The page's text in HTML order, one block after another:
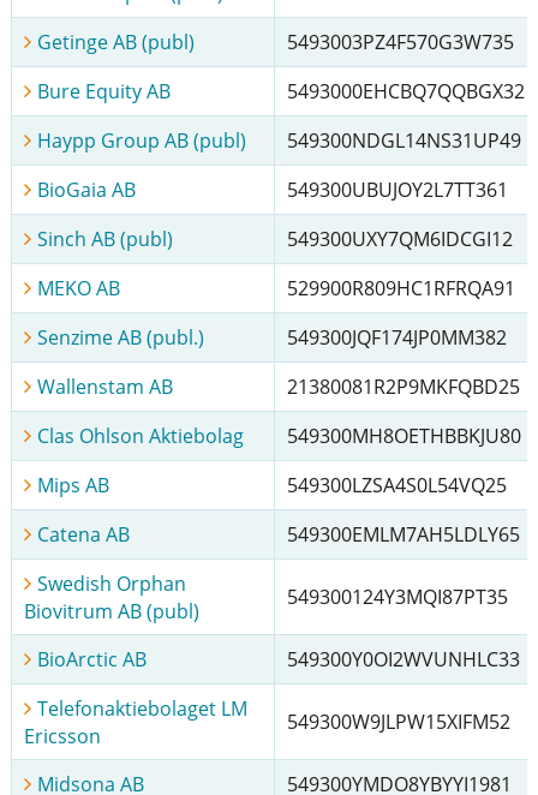
Getinge AB (publ)
5493003PZ4F570G3W735
Bure Equity AB
5493000EHCBQ7QQBGX32
Haypp Group AB (publ)
549300NDGL14NS31UP49
BioGaia AB
549300UBUJOY2L7TT361
Sinch AB (publ)
549300UXY7QM6IDCGI12
MEKO AB
529900R809HC1RFRQA91
Senzime AB (publ.)
549300JQF174JP0MM382
Wallenstam AB
21380081R2P9MKFQBD25
Clas Ohlson Aktiebolag
549300MH8OETHBBKJU80
Mips AB
549300LZSA4S0L54VQ25
Catena AB
549300EMLM7AH5LDLY65
Swedish Orphan
Biovitrum AB (publ)
549300124Y3MQI87PT35
BioArctic AB
549300Y0OI2WVUNHLC33
Telefonaktiebolaget LM
Ericsson
549300W9JLPW15XIFM52
Midsona AB
549300YMDO8YBYYI1981